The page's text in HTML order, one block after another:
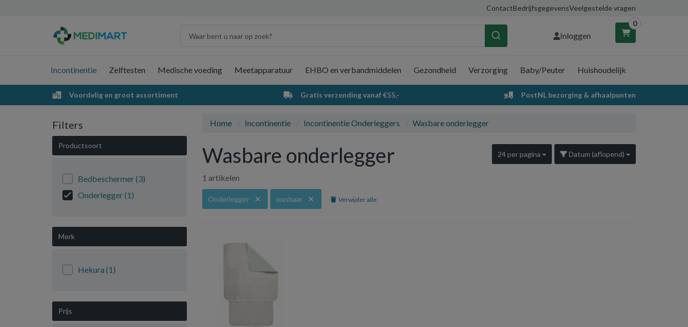
ContactBedrijfsgegevensVeelgestelde vragen
Inloggen
0
Winkelwagen
Incontinentie Zelftesten Medische voeding Meetapparatuur EHBO en verbandmiddelen Gezondheid Verzorging Baby/Peuter Huishoudelijk
Voordelig en groot assortiment Gratis verzending vanaf €55,- PostNL bezorging & afhaalpunten
Filters
Productsoort
Bedbeschermer(3)
Onderlegger(1)
Merk
Hekura (1)
Prijs
Home Incontinentie Incontinentie Onderleggers Wasbare onderlegger
Wasbare onderlegger Datum (aflopend)
24 per pagina
1 artikelen
Onderlegger wasbaar Verwijder alle